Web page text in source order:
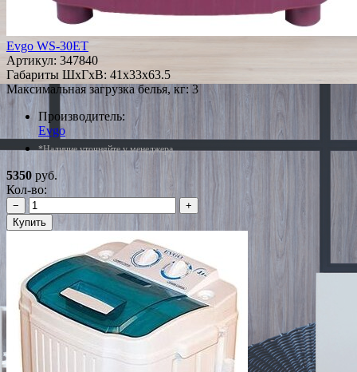
Evgo WS-30ET
Артикул: 347840
Габариты ШxГxВ: 41x33x63.5
Максимальная загрузка белья, кг: 3
Производитель:
Evgo
*Наличие уточняйте у менеджера
5350 руб.
Кол-во:
−
+
Купить